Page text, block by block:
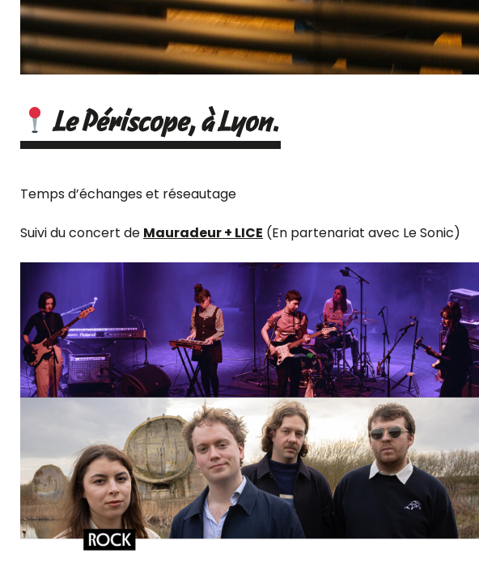
Le Périscope, à Lyon.
Temps d’échanges et réseautage
Suivi du concert de Mauradeur+ LICE (En partenariat avec Le Sonic)